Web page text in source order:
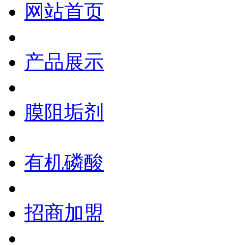
网站首页
产品展示
膜阻垢剂
有机磷酸
招商加盟